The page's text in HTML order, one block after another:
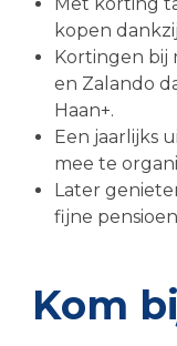
kopen
Kortingen bij
en Zalando
Haan+.
Een jaarlijks
mee te
Later
fijne
Kom